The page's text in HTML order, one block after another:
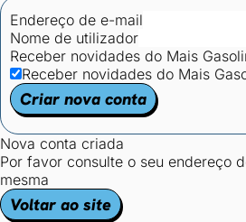
Endereço de e-mail
Nome de utilizador
Receber novidades do Mais
Receber novidades do Mais
Criar nova conta
Nova conta criada
Por favor consulte o seu endereço
mesma
Voltar ao site